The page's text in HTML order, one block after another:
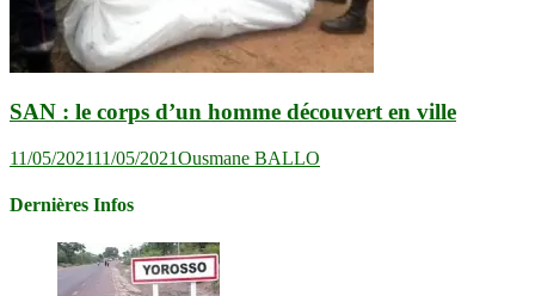
SAN : le corps d’un homme découvert en ville
11/05/202111/05/2021Ousmane BALLO
Dernières Infos